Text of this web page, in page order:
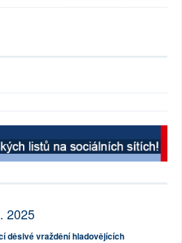
2025
děsivé vraždění hladovějících